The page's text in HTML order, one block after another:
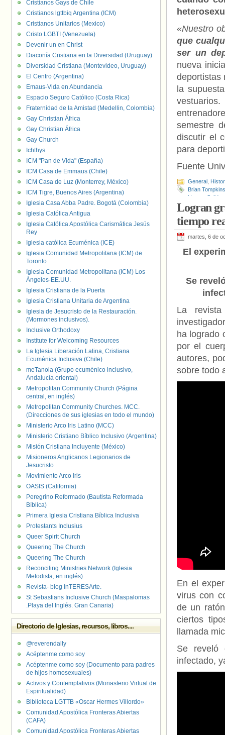
«Nuestro
que
ser un
nueva
deportistas
la
semestre
discutir el
para
Fuente
General
Brian Tompkins
Haven
Salida
Logran
tiempo
martes, 6 de
El
Se
La
ha logrado
por el
autores,
sobre todo
En el
virus con
de un
ciertos
llamada
Se reveló
infectado,
Cristianos Gays de Chile
Cristianos lgttbiq Argentina (ICM)
Cristianos Unitarios (Mexico)
Cristo LGBTI (Venezuela)
Devenir un en Christ
Diaconía Cristiana en la Diversidad (Uruguay)
Diversidad Cristiana (Montevideo, Uruguay)
El Centro (Argentina)
Emaus-Vida en Abundancia
Espacio Seguro Católico (Costa Rica)
Fraternidad de la Amistad (Medellin, Colombia)
Gay Christian África
Gay Christian África
Gay Church
Ichthys
ICM "Pan de Vida" (España)
ICM Casa de Emmaus (Chile)
ICM Casa de Luz (Monterrey, México)
ICM Tigre, Buenos Aires (Argentina)
Iglesia Casa Abba Padre. Bogotá (Colombia)
Iglesia Católica Antigua
Iglesia Católica Apostólica Carismática Jesús
Rey
Iglesia católica Ecuménica (ICE)
Iglesia Comunidad Metropolitana (ICM) de
Toronto
Iglesia Comunidad Metropolitana (ICM) Los
Ángeles-EE.UU.
Iglesia Cristiana de la Puerta
Iglesia Cristiana Unitaria de Argentina
Iglesia de Jesucristo de la Restauración.
(Mormones inclusivos).
Inclusive Orthodoxy
Institute for Welcoming Resources
La Iglesia Liberación Latina, Cristiana
Ecuménica Inclusiva (Chile)
meTanoia (Grupo ecuménico inclusivo,
Andalucía oriental)
Metropolitan Community Church (Página
central, en inglés)
Metropolitan Community Churches. MCC.
(Direcciones de sus iglesias en todo el mundo)
Ministerio Arco Iris Latino (MCC)
Ministerio Cristiano Bíblico Inclusivo (Argentina)
Misión Cristiana Incluyente (México)
Misioneros Anglicanos Legionarios de
Jesucristo
Movimiento Arco Iris
OASIS (California)
Peregrino Reformado (Bautista Reformada
Bíblica)
Primera Iglesia Cristiana Bíblica Inclusiva
Protestants Inclusius
Queer Spirit Church
Queering The Church
Queering The Church
Reconciling Ministries Network (Iglesia
Metodista, en inglés)
Revista- blog InTERESArte.
St Sebastians Inclusive Church (Maspalomas
.Playa del Inglés. Gran Canaria)
Directorio de Iglesias, recursos, libros....
@reverendally
Acéptenme como soy
Acéptenme como soy (Documento para padres
de hijos homosexuales)
Activos y Contemplativos (Monasterio Virtual de
Espiritualidad)
Biblioteca LGTTB «Oscar Hermes Villordo»
Comunidad Apostólica Fronteras Abiertas
(CAFA)
Comunidad Apostólica Fronteras Abiertas